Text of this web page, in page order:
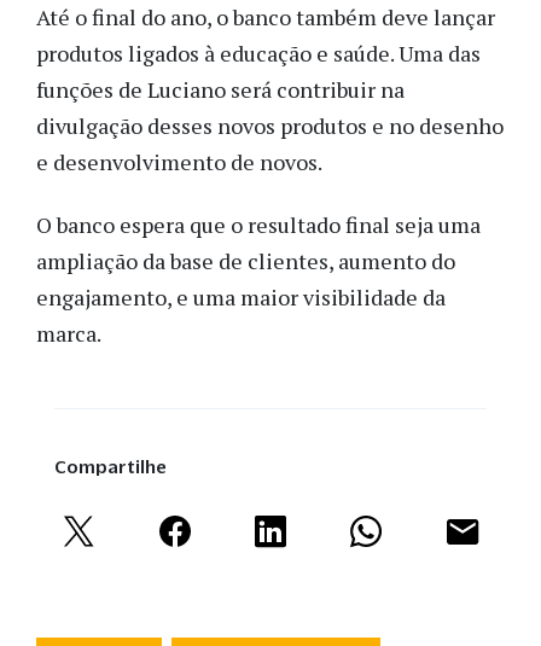
Até o final do ano, o banco também deve lançar
produtos ligados à educação e saúde. Uma das
funções de Luciano será contribuir na
divulgação desses novos produtos e no desenho
e desenvolvimento de novos.
O banco espera que o resultado final seja uma
ampliação da base de clientes, aumento do
engajamento, e uma maior visibilidade da
marca.
Compartilhe